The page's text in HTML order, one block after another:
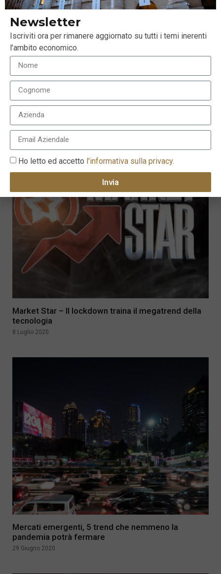
Dove guardare per trovare certezze nel mondo post
Coronavirus
14 Luglio 2020
Market Star – Il lockdown traina il megatrend della
tecnologia
8 Luglio 2020
Mercati emergenti, 5 trend che nemmeno la
pandemia potrà fermare
29 Giugno 2020
Newsletter
Iscriviti ora per rimanere aggiornato su tutti i temi inerenti
l’ambito economico.
Ho letto ed accetto l'informativa sulla privacy.
Invia